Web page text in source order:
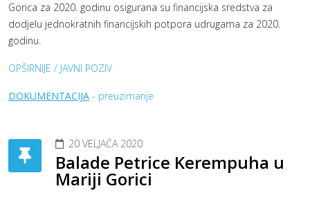
Gorica za 2020. godinu osigurana su financijska sredstva za
dodjelu jednokratnih financijskih potpora udrugama za 2020.
godinu.
OPŠIRNIJE / JAVNI POZIV
DOKUMENTACIJA - preuzimanje
20 VELJAČA 2020
Balade Petrice Kerempuha u
Mariji Gorici